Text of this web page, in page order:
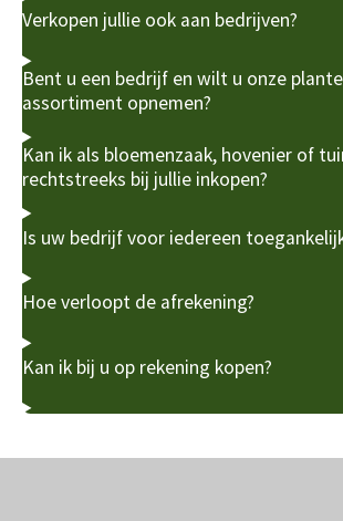
Verkopen jullie ook aan bedrijven?
Bent u een bedrijf en wilt u onze
assortiment opnemen?
Kan ik als bloemenzaak, hovenier of
rechtstreeks bij jullie inkopen?
Is uw bedrijf voor iedereen
Hoe verloopt de afrekening?
Kan ik bij u op rekening kopen?